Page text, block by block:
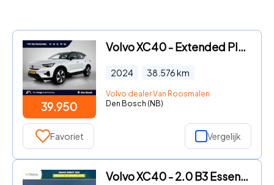
39.950
Volvo XC40 - Extended Plus | Camera | Keyless | Warmtepomp | Trekhaak |
2024 38.576km
Volvo dealer Van Roosmalen
Den Bosch (NB)
Favoriet Vergelijk
Volvo XC40 - 2.0 B3 Essential | Navigatie | Apple Carplay/Android Auto |